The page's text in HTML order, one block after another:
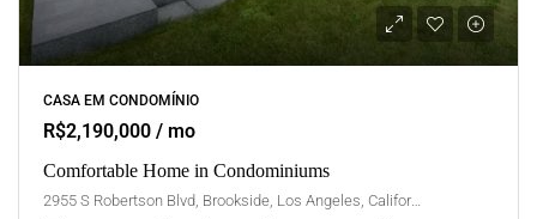
CASA EM CONDOMÍNIO
R$2,190,000 / mo
Comfortable Home in Condominiums
2955 S Robertson Blvd, Brookside, Los Angeles, California, United States